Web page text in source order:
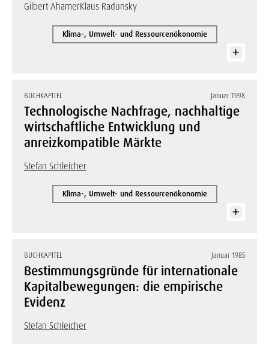
Gilbert AhamerKlaus Radunsky
Klima-, Umwelt- und Ressourcenökonomie
BUCHKAPITEL Januar 1998
Technologische Nachfrage, nachhaltige
wirtschaftliche Entwicklung und
anreizkompatible Märkte
Stefan Schleicher
Klima-, Umwelt- und Ressourcenökonomie
BUCHKAPITEL Januar 1985
Bestimmungsgründe für internationale
Kapitalbewegungen: die empirische
Evidenz
Stefan Schleicher